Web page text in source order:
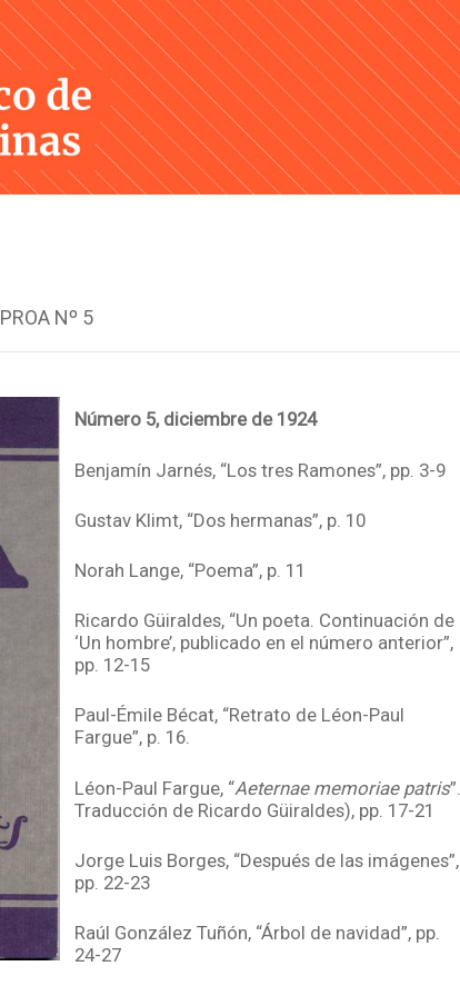
Skip
to
content
PROA Nº 5
Número 5, diciembre de 1924
Benjamín Jarnés, “Los tres Ramones”, pp. 3-9
Gustav Klimt, “Dos hermanas”, p. 10
Norah Lange, “Poema”, p. 11
Ricardo Güiraldes, “Un poeta. Continuación de
‘Un hombre’, publicado en el número anterior”,
pp. 12-15
Paul-Émile Bécat, “Retrato de Léon-Paul
Fargue”, p. 16.
Léon-Paul Fargue, “Aeternae memoriae patris”.
Traducción de Ricardo Güiraldes), pp. 17-21
Jorge Luis Borges, “Después de las imágenes”,
pp. 22-23
Raúl González Tuñón, “Árbol de navidad”, pp.
24-27